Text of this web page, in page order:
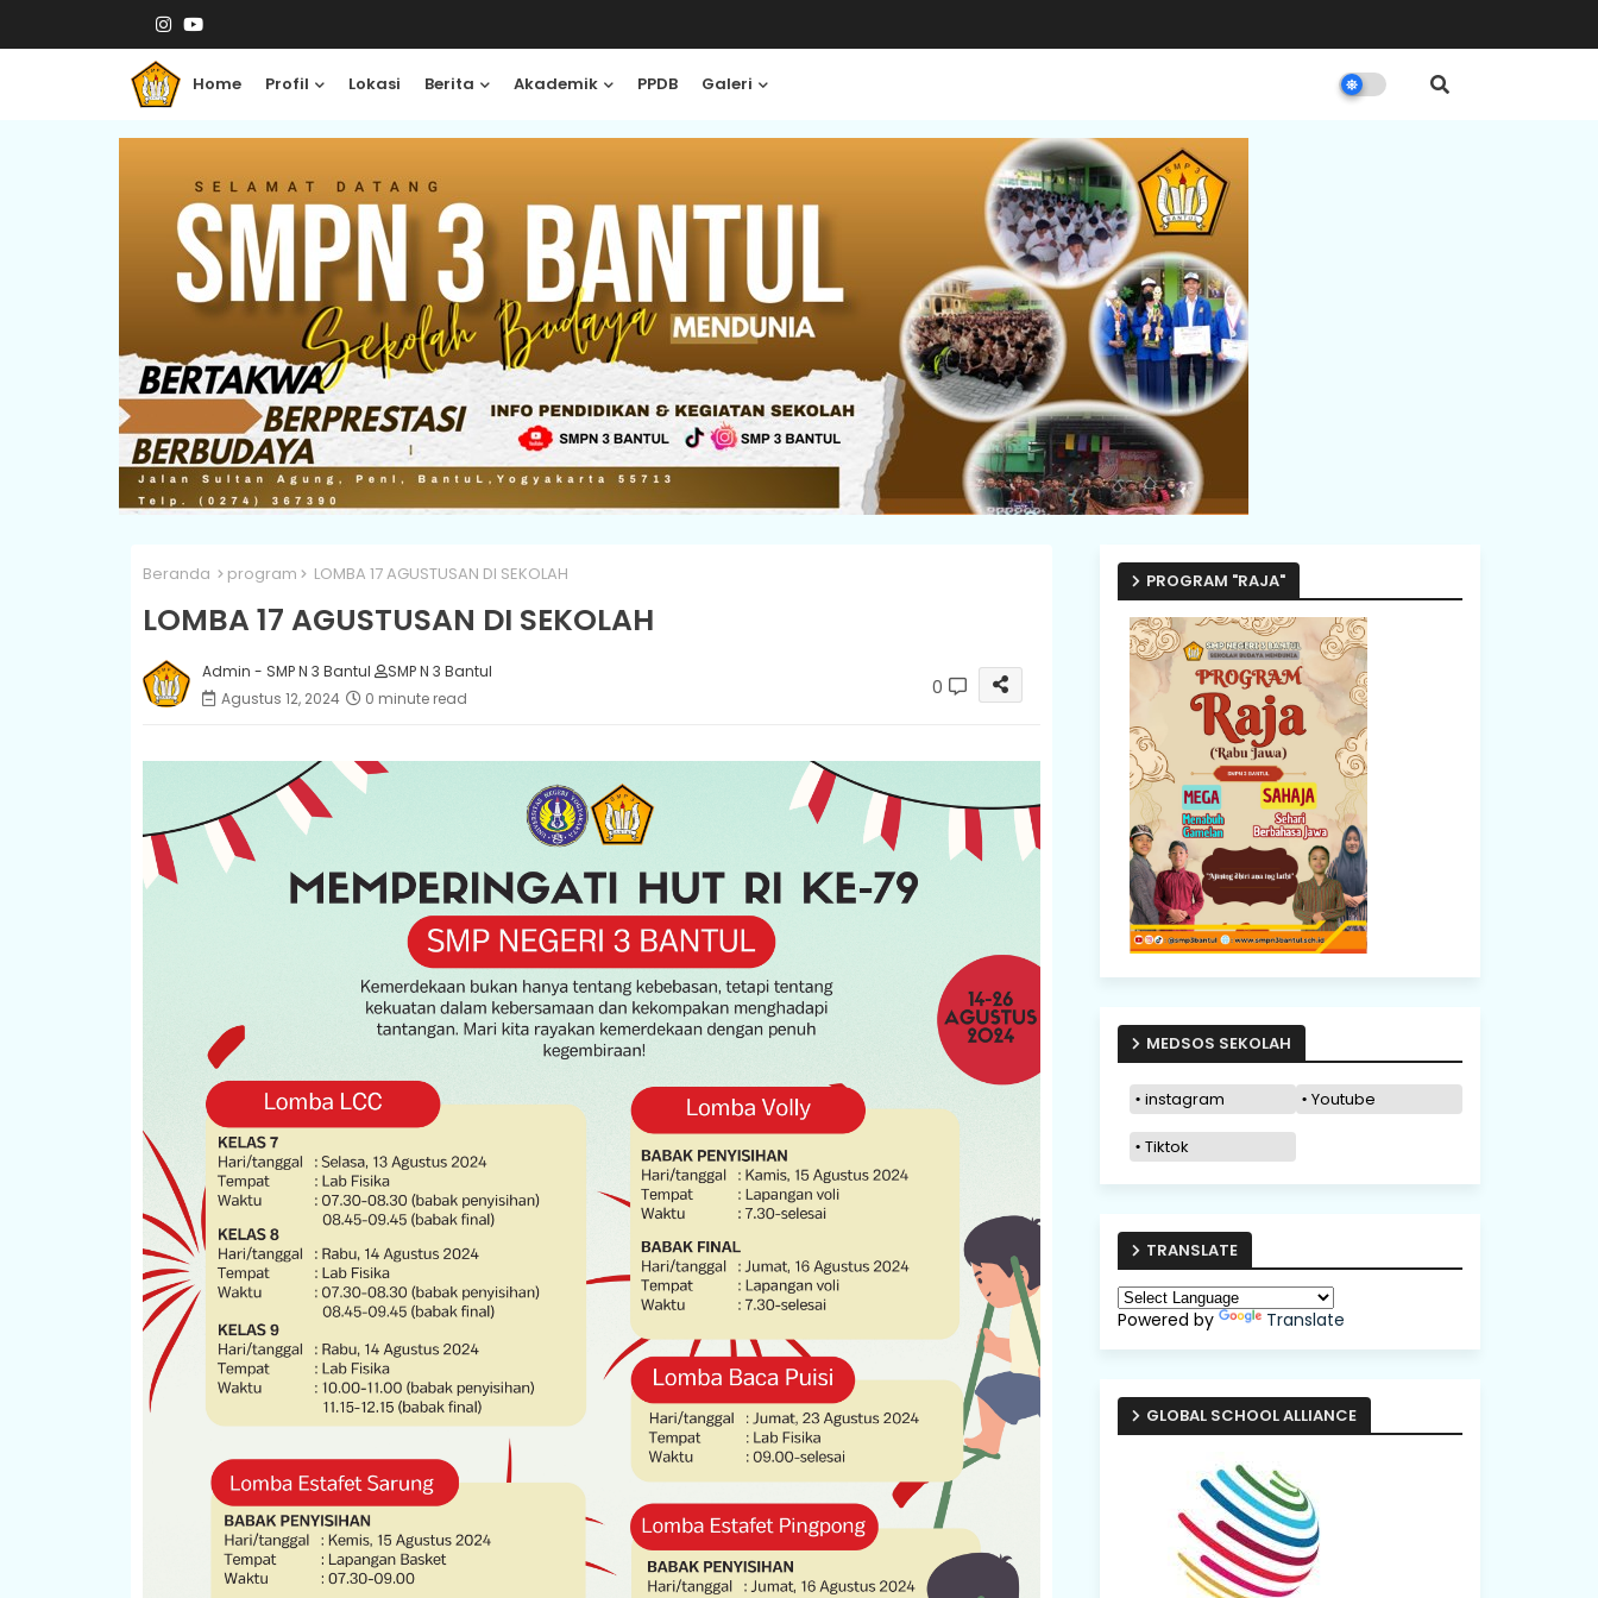
Home Profil Lokasi Berita Akademik PPDB Galeri
Beranda program LOMBA 17 AGUSTUSAN DI SEKOLAH
LOMBA 17 AGUSTUSAN DI SEKOLAH
Admin - SMP N 3 Bantul
SMP N 3 Bantul
Agustus 12, 2024
0 minute read 0
PROGRAM "RAJA"
MEDSOS SEKOLAH
instagram Youtube
Tiktok
TRANSLATE
Powered by Translate
GLOBAL SCHOOL ALLIANCE